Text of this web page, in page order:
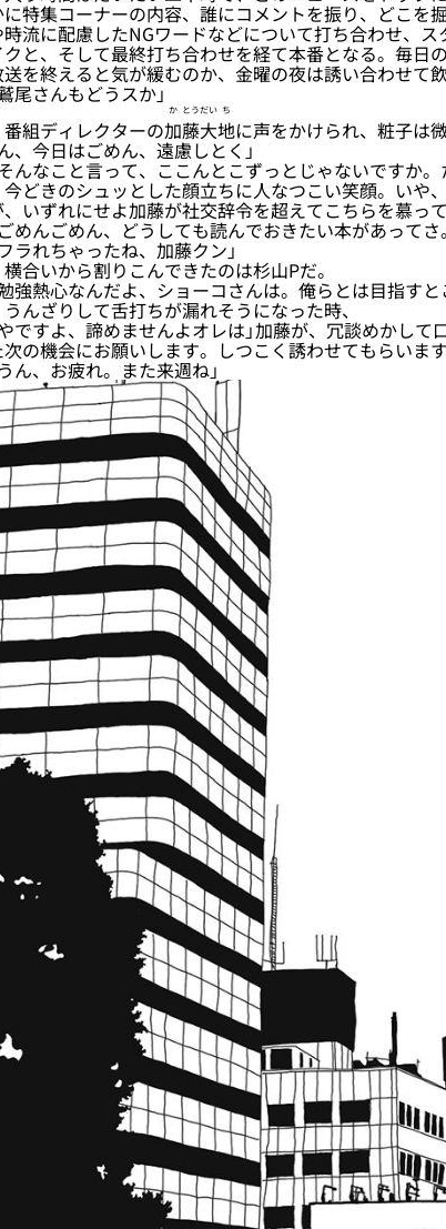
に特集コーナーの内容、誰にコメントを振り、どこを
時流に配慮したNGワードなどについて打ち合わせ、
クと、そして最終打ち合わせを経て本番となる。毎日
を終えると気が緩むのか、金曜の夜は誘い合わせて
鷲尾さんもどうスか」
番組ディレクターの加
か
藤
とう
大
だい
地
ち
に声をかけられ、粧子は
ん、今日はごめん、遠慮しとく」
そんなこと言って、ここんとこずっとじゃないですか
今どきのシュッとした顔立ちに人なつこい笑顔。いや
、いずれにせよ加藤が社交辞令を超えてこちらを慕っ
ごめんごめん、どうしても読んでおきたい本があってさ
フラれちゃったね、加藤クン」
横合いから割りこんできたのは杉山Pだ。
勉強熱心なんだよ、ショーコさんは。俺らとは目指す
うんざりして舌打ちが漏れそうになった時、
やですよ、諦めませんよオレは」加藤が、冗談めかし
次の機会にお願いします。しつこく誘わせてもらいます
うん、お疲れ。また来週ね」